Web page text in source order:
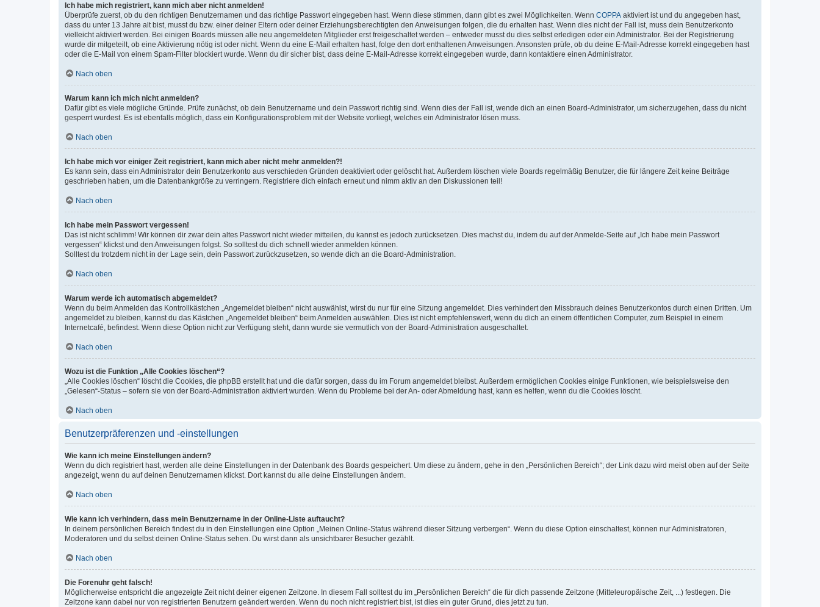
Ich habe mich registriert, kann mich aber nicht anmelden!
Überprüfe zuerst, ob du den richtigen Benutzernamen und das richtige Passwort eingegeben hast. Wenn diese stimmen, dann gibt es zwei Möglichkeiten. Wenn COPPA aktiviert ist und du angegeben hast,
dass du unter 13 Jahre alt bist, musst du bzw. einer deiner Eltern oder deiner Erziehungsberechtigten den Anweisungen folgen, die du erhalten hast. Wenn dies nicht der Fall ist, muss dein Benutzerkonto
vielleicht aktiviert werden. Bei einigen Boards müssen alle neu angemeldeten Mitglieder erst freigeschaltet werden – entweder musst du dies selbst erledigen oder ein Administrator. Bei der Registrierung
wurde dir mitgeteilt, ob eine Aktivierung nötig ist oder nicht. Wenn du eine E-Mail erhalten hast, folge den dort enthaltenen Anweisungen. Ansonsten prüfe, ob du deine E-Mail-Adresse korrekt eingegeben hast
oder die E-Mail von einem Spam-Filter blockiert wurde. Wenn du dir sicher bist, dass deine E-Mail-Adresse korrekt eingegeben wurde, dann kontaktiere einen Administrator.
Nach oben
Warum kann ich mich nicht anmelden?
Dafür gibt es viele mögliche Gründe. Prüfe zunächst, ob dein Benutzername und dein Passwort richtig sind. Wenn dies der Fall ist, wende dich an einen Board-Administrator, um sicherzugehen, dass du nicht
gesperrt wurdest. Es ist ebenfalls möglich, dass ein Konfigurationsproblem mit der Website vorliegt, welches ein Administrator lösen muss.
Nach oben
Ich habe mich vor einiger Zeit registriert, kann mich aber nicht mehr anmelden?!
Es kann sein, dass ein Administrator dein Benutzerkonto aus verschieden Gründen deaktiviert oder gelöscht hat. Außerdem löschen viele Boards regelmäßig Benutzer, die für längere Zeit keine Beiträge
geschrieben haben, um die Datenbankgröße zu verringern. Registriere dich einfach erneut und nimm aktiv an den Diskussionen teil!
Nach oben
Ich habe mein Passwort vergessen!
Das ist nicht schlimm! Wir können dir zwar dein altes Passwort nicht wieder mitteilen, du kannst es jedoch zurücksetzen. Dies machst du, indem du auf der Anmelde-Seite auf „Ich habe mein Passwort
vergessen“ klickst und den Anweisungen folgst. So solltest du dich schnell wieder anmelden können.
Solltest du trotzdem nicht in der Lage sein, dein Passwort zurückzusetzen, so wende dich an die Board-Administration.
Nach oben
Warum werde ich automatisch abgemeldet?
Wenn du beim Anmelden das Kontrollkästchen „Angemeldet bleiben“ nicht auswählst, wirst du nur für eine Sitzung angemeldet. Dies verhindert den Missbrauch deines Benutzerkontos durch einen Dritten. Um
angemeldet zu bleiben, kannst du das Kästchen „Angemeldet bleiben“ beim Anmelden auswählen. Dies ist nicht empfehlenswert, wenn du dich an einem öffentlichen Computer, zum Beispiel in einem
Internetcafé, befindest. Wenn diese Option nicht zur Verfügung steht, dann wurde sie vermutlich von der Board-Administration ausgeschaltet.
Nach oben
Wozu ist die Funktion „Alle Cookies löschen“?
„Alle Cookies löschen“ löscht die Cookies, die phpBB erstellt hat und die dafür sorgen, dass du im Forum angemeldet bleibst. Außerdem ermöglichen Cookies einige Funktionen, wie beispielsweise den
„Gelesen“-Status – sofern sie von der Board-Administration aktiviert wurden. Wenn du Probleme bei der An- oder Abmeldung hast, kann es helfen, wenn du die Cookies löscht.
Nach oben
Benutzerpräferenzen und -einstellungen
Wie kann ich meine Einstellungen ändern?
Wenn du dich registriert hast, werden alle deine Einstellungen in der Datenbank des Boards gespeichert. Um diese zu ändern, gehe in den „Persönlichen Bereich“; der Link dazu wird meist oben auf der Seite
angezeigt, wenn du auf deinen Benutzernamen klickst. Dort kannst du alle deine Einstellungen ändern.
Nach oben
Wie kann ich verhindern, dass mein Benutzername in der Online-Liste auftaucht?
In deinem persönlichen Bereich findest du in den Einstellungen eine Option „Meinen Online-Status während dieser Sitzung verbergen“. Wenn du diese Option einschaltest, können nur Administratoren,
Moderatoren und du selbst deinen Online-Status sehen. Du wirst dann als unsichtbarer Besucher gezählt.
Nach oben
Die Forenuhr geht falsch!
Möglicherweise entspricht die angezeigte Zeit nicht deiner eigenen Zeitzone. In diesem Fall solltest du im „Persönlichen Bereich“ die für dich passende Zeitzone (Mitteleuropäische Zeit, ...) festlegen. Die
Zeitzone kann dabei nur von registrierten Benutzern geändert werden. Wenn du noch nicht registriert bist, ist dies ein guter Grund, dies jetzt zu tun.